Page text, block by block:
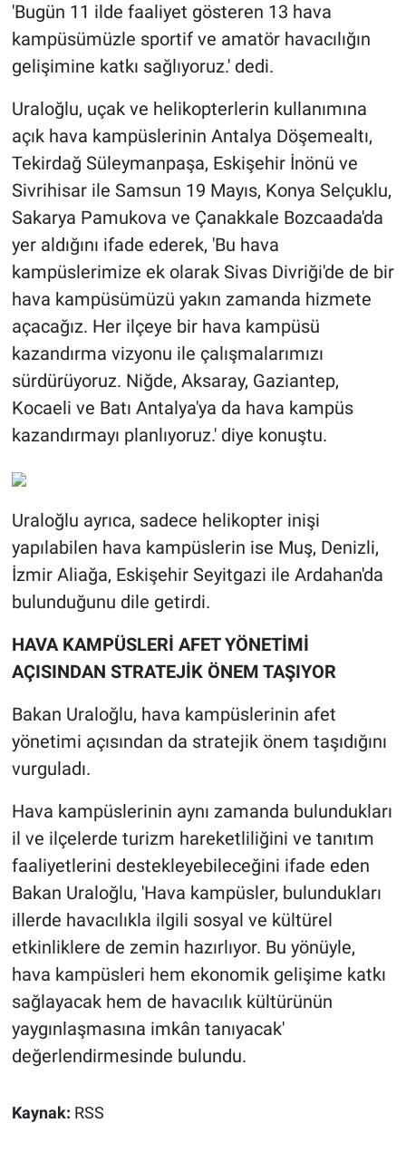
'Bugün 11 ilde faaliyet gösteren 13 hava
kampüsümüzle sportif ve amatör havacılığın
gelişimine katkı sağlıyoruz.' dedi.
Uraloğlu, uçak ve helikopterlerin kullanımına
açık hava kampüslerinin Antalya Döşemealtı,
Tekirdağ Süleymanpaşa, Eskişehir İnönü ve
Sivrihisar ile Samsun 19 Mayıs, Konya Selçuklu,
Sakarya Pamukova ve Çanakkale Bozcaada'da
yer aldığını ifade ederek, 'Bu hava
kampüslerimize ek olarak Sivas Divriği'de de bir
hava kampüsümüzü yakın zamanda hizmete
açacağız. Her ilçeye bir hava kampüsü
kazandırma vizyonu ile çalışmalarımızı
sürdürüyoruz. Niğde, Aksaray, Gaziantep,
Kocaeli ve Batı Antalya'ya da hava kampüs
kazandırmayı planlıyoruz.' diye konuştu.
Uraloğlu ayrıca, sadece helikopter inişi
yapılabilen hava kampüslerin ise Muş, Denizli,
İzmir Aliağa, Eskişehir Seyitgazi ile Ardahan'da
bulunduğunu dile getirdi.
HAVA KAMPÜSLERİ AFET YÖNETİMİ
AÇISINDAN STRATEJİK ÖNEM TAŞIYOR
Bakan Uraloğlu, hava kampüslerinin afet
yönetimi açısından da stratejik önem taşıdığını
vurguladı.
Hava kampüslerinin aynı zamanda bulundukları
il ve ilçelerde turizm hareketliliğini ve tanıtım
faaliyetlerini destekleyebileceğini ifade eden
Bakan Uraloğlu, 'Hava kampüsler, bulundukları
illerde havacılıkla ilgili sosyal ve kültürel
etkinliklere de zemin hazırlıyor. Bu yönüyle,
hava kampüsleri hem ekonomik gelişime katkı
sağlayacak hem de havacılık kültürünün
yaygınlaşmasına imkân tanıyacak'
değerlendirmesinde bulundu.
Kaynak: RSS